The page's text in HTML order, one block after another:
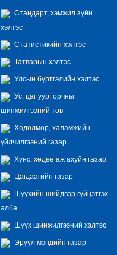
Стандарт, хэмжил зүйн
хэлтэс
Статистикийн хэлтэс
Татварын хэлтэс
Улсын бүртгэлийн хэлтэс
Ус, цаг уур, орчны
шинжилгээний төв
Хөдөлмөр, халамжийн
үйлчилгээний газар
Хүнс, хөдөө аж ахуйн газар
Цагдаагийн газар
Шүүхийн шийдвэр гүйцэтгэх
алба
Шүүх шинжилгээний хэлтэс
Эрүүл мэндийн газар